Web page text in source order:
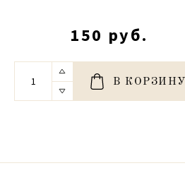
150 руб.
В КОРЗИНУ